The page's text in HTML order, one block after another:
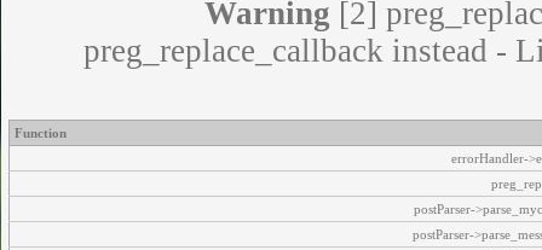
Warning [2]
preg_replace_callback instead -
Function
errorHandler-
postParser-
postParser-